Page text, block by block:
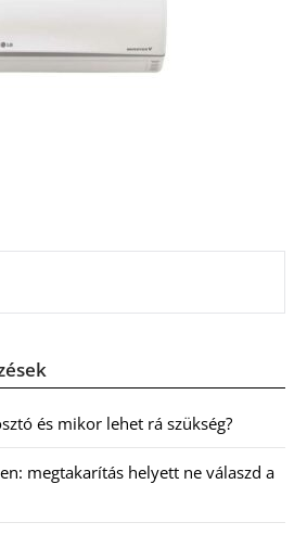
és mikor lehet rá szükség?
megtakarítás helyett ne válaszd a